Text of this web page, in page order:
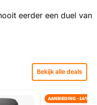
eerder een duel van
Bekijk alle deals
AANBIEDING -14%